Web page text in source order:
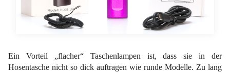
Ein Vorteil „flacher“ Taschenlampen ist, dass sie in der
Hosentasche nicht so dick auftragen wie runde Modelle. Zu lang